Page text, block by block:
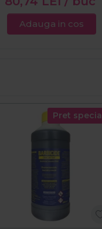
Adauga in cos
Pret special